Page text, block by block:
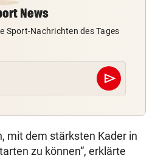
News
Sport-Nachrichten des Tages
send
Abschicken
mit dem stärksten Kader in
zu können“, erklärte